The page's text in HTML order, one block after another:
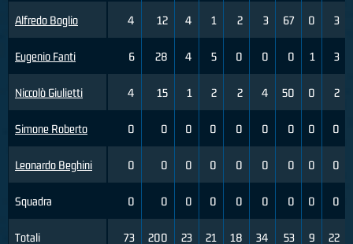
Alfredo Boglio
Eugenio Fanti
Niccolò Giulietti
Simone Roberto
Leonardo Beghini
Squadra
Totali
4 12 4 1 2 3 67 0 3
6 28 4 5 0 0 0 1 3
4 15 1 2 2 4 50 0 2
0 0 0 0 0 0 0 0 0
0 0 0 0 0 0 0 0 0
0 0 0 0 0 0 0 0 0
73 200 23 21 18 34 53 9 22